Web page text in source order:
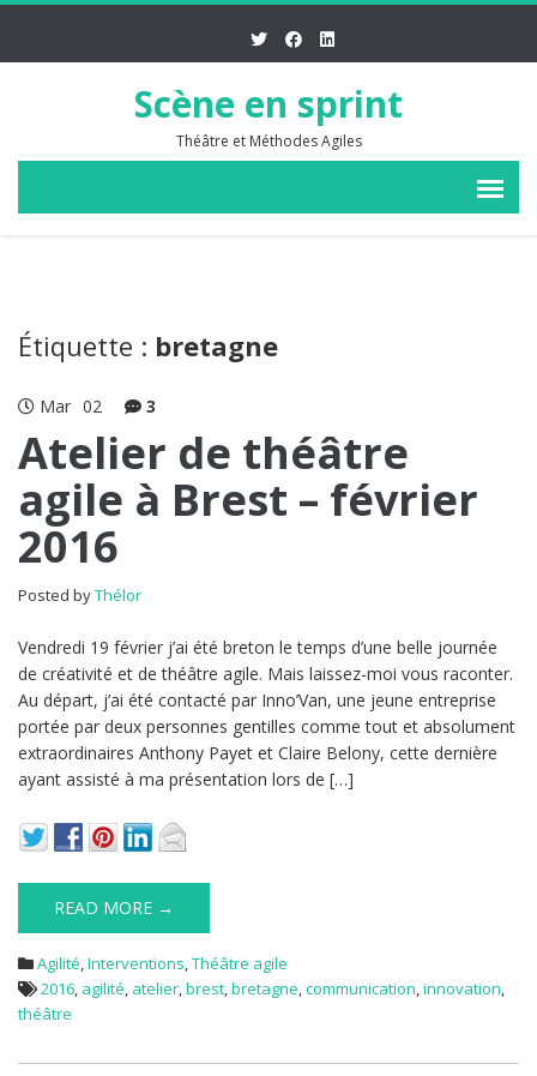
Scène en sprint
Théâtre et Méthodes Agiles
Étiquette : bretagne
Mar 02 3
Atelier de théâtre
agile à Brest – février
2016
Posted byThélor
Vendredi 19 février j’ai été breton le temps d’une belle journée
de créativité et de théâtre agile. Mais laissez-moi vous raconter.
Au départ, j’ai été contacté par Inno’Van, une jeune entreprise
portée par deux personnes gentilles comme tout et absolument
extraordinaires Anthony Payet et Claire Belony, cette dernière
ayant assisté à ma présentation lors de […]
READ MORE →
Agilité,Interventions,Théâtre agile
2016, agilité, atelier,brest,bretagne,communication,innovation,
théâtre